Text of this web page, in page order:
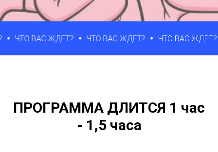
ВАС ЖДЕТ? ЧТО ВАС ЖДЕТ? ЧТО ВАС ЖДЕТ? ЧТО
ПРОГРАММА ДЛИТСЯ 1 час
- 1,5 часа